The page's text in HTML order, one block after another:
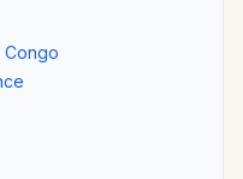
Congo